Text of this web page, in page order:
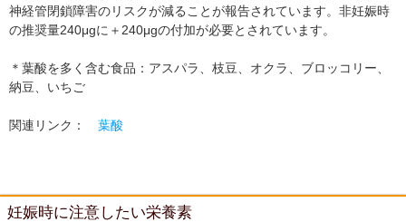
神経管閉鎖障害のリスクが減ることが報告されています。非妊娠時
の推奨量240μgに＋240μgの付加が必要とされています。
＊葉酸を多く含む食品：アスパラ、枝豆、オクラ、ブロッコリー、
納豆、いちご
関連リンク： 葉酸
妊娠時に注意したい栄養素